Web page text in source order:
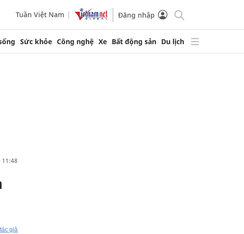
Tuần Việt Nam Đăng nhập
Sức khỏe Công nghệ Xe Bất động sản Du lịch
11:48
giả